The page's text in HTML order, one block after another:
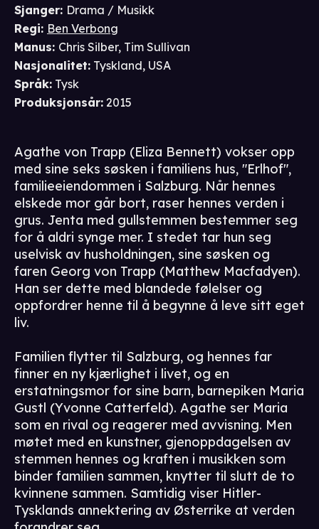
Sjanger: Drama / Musikk
Regi: Ben Verbong
Manus: Chris Silber, Tim Sullivan
Nasjonalitet: Tyskland, USA
Språk: Tysk
Produksjonsår: 2015
Agathe von Trapp (Eliza Bennett) vokser opp
med sine seks søsken i familiens hus, "Erlhof",
familieeiendommen i Salzburg. Når hennes
elskede mor går bort, raser hennes verden i
grus. Jenta med gullstemmen bestemmer seg
for å aldri synge mer. I stedet tar hun seg
uselvisk av husholdningen, sine søsken og
faren Georg von Trapp (Matthew Macfadyen).
Han ser dette med blandede følelser og
oppfordrer henne til å begynne å leve sitt eget
liv.
Familien flytter til Salzburg, og hennes far
finner en ny kjærlighet i livet, og en
erstatningsmor for sine barn, barnepiken Maria
Gustl (Yvonne Catterfeld). Agathe ser Maria
som en rival og reagerer med avvisning. Men
møtet med en kunstner, gjenoppdagelsen av
stemmen hennes og kraften i musikken som
binder familien sammen, knytter til slutt de to
kvinnene sammen. Samtidig viser Hitler-
Tysklands annektering av Østerrike at verden